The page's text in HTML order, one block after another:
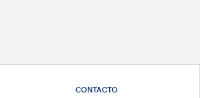
CONTACTO